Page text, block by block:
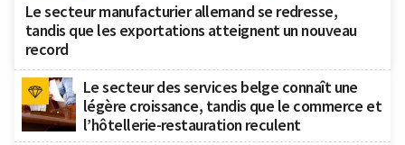
Le secteur manufacturier allemand se redresse,
tandis que les exportations atteignent un nouveau
record
Le secteur des services belge connaît une
légère croissance, tandis que le commerce et
l’hôtellerie-restauration reculent